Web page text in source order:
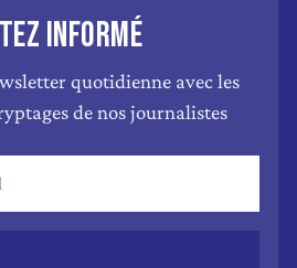
INFORMÉ
quotidienne avec les
de nos journalistes